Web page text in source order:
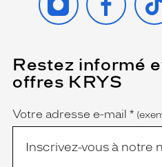
Restez informé
offres KRYS
Name
Votre adresse e-mail *
(Ce
champ
est
obligatoire)